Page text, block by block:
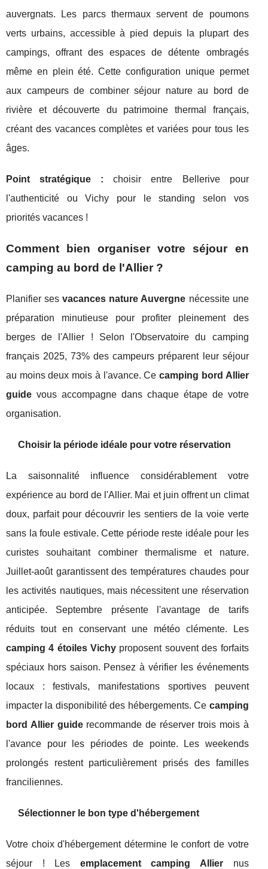
auvergnats. Les parcs thermaux servent de poumons
verts urbains, accessible à pied depuis la plupart des
campings, offrant des espaces de détente ombragés
même en plein été. Cette configuration unique permet
aux campeurs de combiner séjour nature au bord de
rivière et découverte du patrimoine thermal français,
créant des vacances complètes et variées pour tous les
âges.
Point stratégique : choisir entre Bellerive pour
l'authenticité ou Vichy pour le standing selon vos
priorités vacances !
Comment bien organiser votre séjour en
camping au bord de l'Allier ?
Planifier sesvacances nature Auvergne nécessite une
préparation minutieuse pour profiter pleinement des
berges de l'Allier ! Selon l'Observatoire du camping
français 2025, 73% des campeurs préparent leur séjour
au moins deux mois à l'avance. Cecamping bord Allier
guide vous accompagne dans chaque étape de votre
organisation.
Choisir la période idéale pour votre réservation
La saisonnalité influence considérablement votre
expérience au bord de l'Allier. Mai et juin offrent un climat
doux, parfait pour découvrir les sentiers de la voie verte
sans la foule estivale. Cette période reste idéale pour les
curistes souhaitant combiner thermalisme et nature.
Juillet-août garantissent des températures chaudes pour
les activités nautiques, mais nécessitent une réservation
anticipée. Septembre présente l'avantage de tarifs
réduits tout en conservant une météo clémente. Les
camping 4 étoiles Vichy proposent souvent des forfaits
spéciaux hors saison. Pensez à vérifier les événements
locaux : festivals, manifestations sportives peuvent
impacter la disponibilité des hébergements. Ce camping
bord Allier guiderecommande de réserver trois mois à
l'avance pour les périodes de pointe. Les weekends
prolongés restent particulièrement prisés des familles
franciliennes.
Sélectionner le bon type d'hébergement
Votre choix d'hébergement détermine le confort de votre
séjour ! Les emplacement camping Allier nus